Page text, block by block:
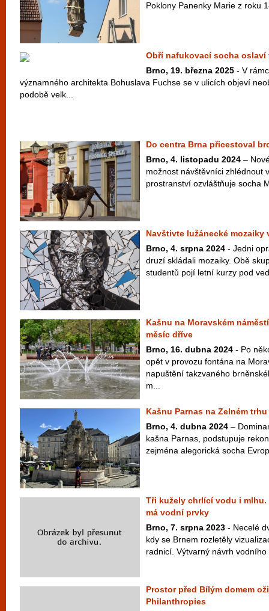
Poklony Panenky Marie z roku
Obří nafukovací socha
Brno, 19. března 2025 - V
významného architekta Bohuslava Fuchse se v ulicích objeví
podobě velk...
Do centra Brna přicestoval
Brno, 4. listopadu 2024 –
možnost návštěvníci zhlédnout
prostranství ozvláštňuje socha
Navštivte lužánecké mozaiky
Brno, 4. srpna 2024 - Jedni
druzí skládali mozaiky. Obě
studentů pojí letní kurzy pod
Kašnu na Moravském
měsíc dříve
Brno, 16. dubna 2024 - Po
opět v provozu fontána na
napuštění takzvaného
m...
Kašnu Parnas na Zelném
Brno, 4. dubna 2024 –
kašna Parnas, podstupuje
zejména alegorická socha
Tři kužely chrlící vodu i
má vodní prvky
Brno, 7. srpna 2023 - Necelé
kdy se Brnem rozletěly
radnicí. Výtvarný návrh
Prostor před Bílým domem
Philanthropies